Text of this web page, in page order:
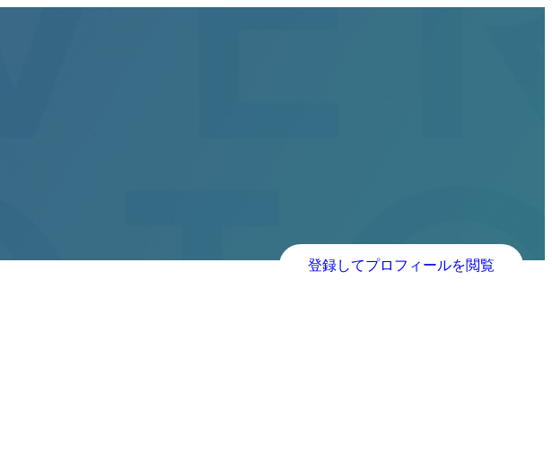
登録してプロフィールを閲覧